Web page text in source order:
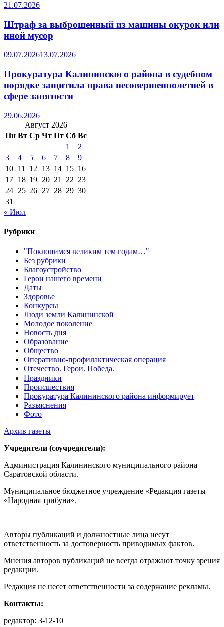
21.07.2026
Штраф за выброшенный из машины окурок или
иной мусор
09.07.202613.07.2026
Прокуратура Калининского района в судебном
порядке защитила права несовершеннолетней в
сфере занятости
29.06.2026
Август 2026
Пн Вт Ср Чт Пт Сб Вс
1
2
3
4 5 6 7 8
9
10 11 12 13 14 15 16
17 18 19 20 21 22 23
24 25 26 27 28 29 30
31
« Июл
Рубрики
"Поклонимся великим тем годам…"
Без рубрики
Благоустройство
Герои нашего времени
Даты
Здоровье
Конкурсы
Люди земли Калининской
Молодое поколение
Новость дня
Образование
Общество
Оперативно-профилактическая операция
Отечество. Герои. Победа.
Праздники
Происшествия
Прокуратура Калининского района информирует
Разъяснения
Фото
Архив газеты
Учредители (соучредители):
Администрация Калининского муниципального района
Саратовской области.
Муниципальное бюджетное учреждение «Редакция газеты
«Народная трибуна».
Авторы публикаций и должностные лица несут
ответственность за достоверность приводимых фактов.
Мнения авторов публикаций не всегда отражают точку зрения
редакции.
Редакция не несет ответственности за содержание рекламы.
Контакты:
редактор: 3-12-10